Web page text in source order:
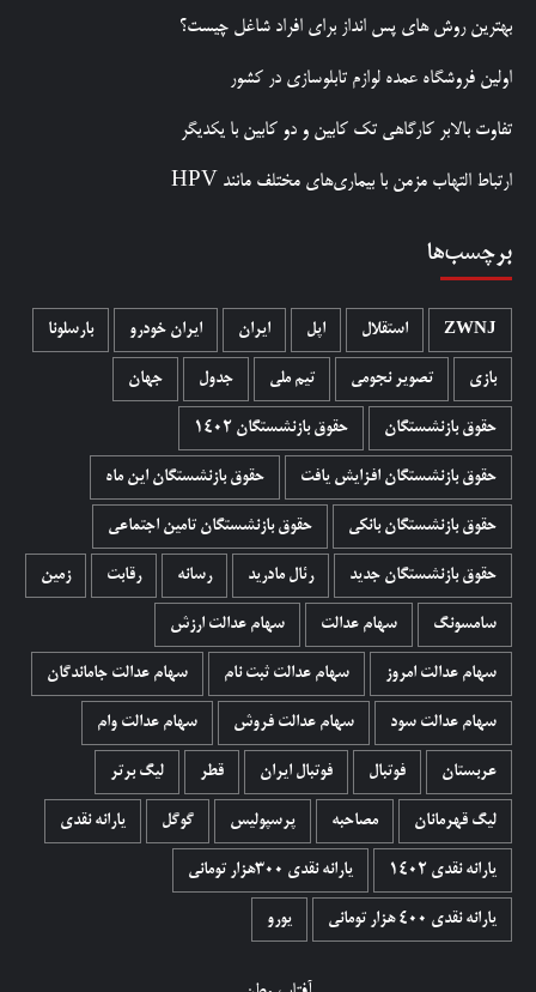
بهترین روش‌ های پس‌ انداز برای افراد شاغل چیست؟
اولین فروشگاه عمده لوازم تابلوسازی در کشور
تفاوت بالابر کارگاهی تک کابین و دو کابین با یکدیگر
ارتباط التهاب مزمن با بیماری‌های مختلف مانند HPV
برچسب‌ها
ZWNJ استقلال اپل ایران ایران خودرو بارسلونا
بازی تصویر نجومی تیم ملی جدول جهان
حقوق بازنشستگان حقوق بازنشستگان 1402
حقوق بازنشستگان افزایش یافت حقوق بازنشستگان این ماه
حقوق بازنشستگان بانکی حقوق بازنشستگان تامین اجتماعی
حقوق بازنشستگان جدید رئال مادرید رسانه رقابت زمین
سامسونگ سهام عدالت سهام عدالت ارزش
سهام عدالت امروز سهام عدالت ثبت نام سهام عدالت جاماندگان
سهام عدالت سود سهام عدالت فروش سهام عدالت وام
عربستان فوتبال فوتبال ایران قطر لیگ برتر
لیگ قهرمانان مصاحبه پرسپولیس گوگل یارانه نقدی
یارانه نقدی 1402 یارانه نقدی ۳۰۰هزار تومانی
یارانه نقدی ۴۰۰ هزار تومانی یورو